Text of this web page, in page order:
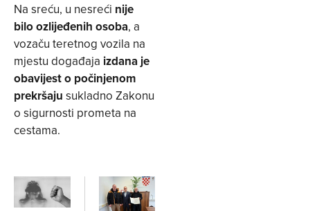
Na sreću, u nesreći nije
bilo ozlijeđenih osoba, a
vozaču teretnog vozila na
mjestu događaja izdana je
obavijest o počinjenom
prekršaju sukladno Zakonu
o sigurnosti prometa na
cestama.